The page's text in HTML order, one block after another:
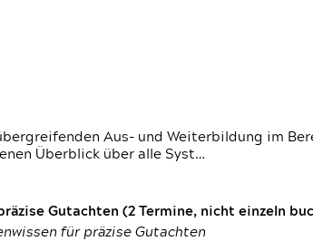
Aus- und Weiterbildung im
Überblick über alle Syst…
Gutachten (2 Termine, nicht einzeln
für präzise Gutachten